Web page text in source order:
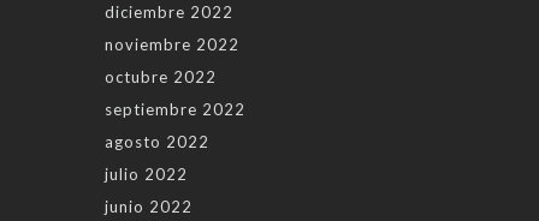
diciembre 2022
noviembre 2022
octubre 2022
septiembre 2022
agosto 2022
julio 2022
junio 2022